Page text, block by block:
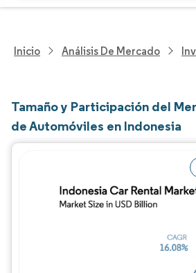
Inicio Análisis De Mercado
Tamaño y Participación del
de Automóviles en Indonesia